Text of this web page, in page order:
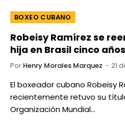
BOXEO CUBANO
Robeisy Ramírez se
hija en Brasil cinco
Por Henry Morales Marquez 21
El boxeador cubano Robeisy
recientemente retuvo su
Organización Mundial…